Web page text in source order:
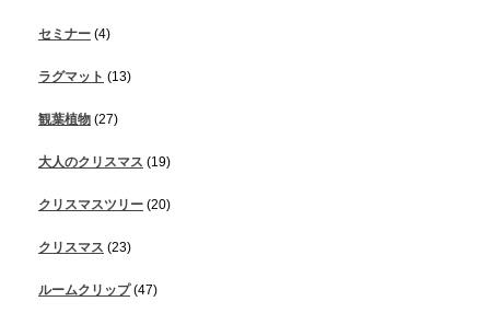
セミナー (4)
ラグマット (13)
観葉植物 (27)
大人のクリスマス (19)
クリスマスツリー (20)
クリスマス (23)
ルームクリップ(47)